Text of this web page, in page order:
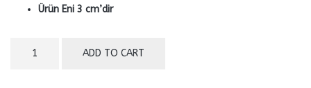
Ürün Eni 3 cm’dir
ADD TO CART